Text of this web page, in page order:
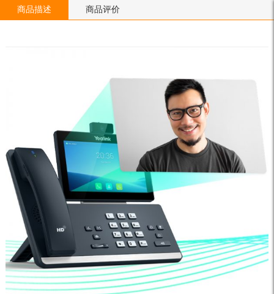
商品描述 商品评价